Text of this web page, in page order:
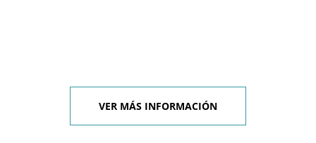
VER MÁS INFORMACIÓN